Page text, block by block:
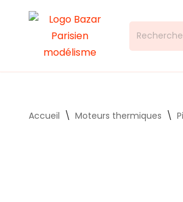
Accueil \ Moteurs thermiques \